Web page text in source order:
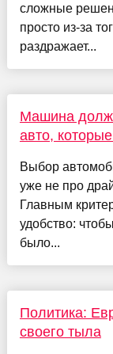
сложные
просто из-за
раздражает...
Машина
авто,
Выбор
уже не про
Главным
удобство:
было...
Политика:
своего тыла